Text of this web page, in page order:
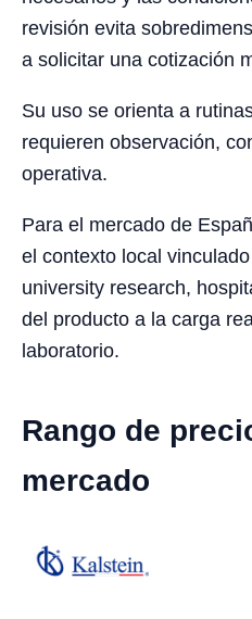
revisión evita
a solicitar una cotización
Su uso se orienta a
requieren observación,
operativa.
Para el mercado de
el contexto local
university research,
del producto a la carga
laboratorio.
Rango de
mercado